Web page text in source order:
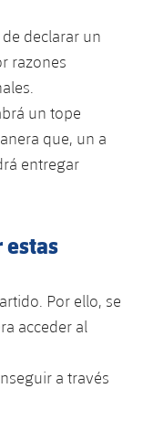
declarar un
razones
un tope
que, un a
entregar
estas
Por ello, se
acceder al
a través